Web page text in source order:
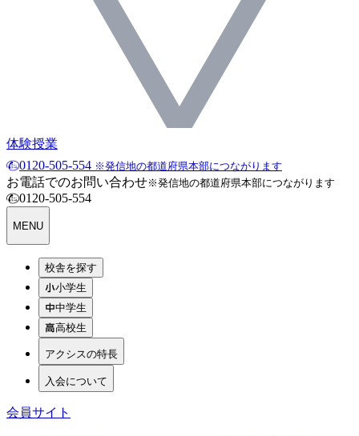
体験授業
0120-505-554 ※発信地の都道府県本部につながります
お電話でのお問い合わせ※発信地の都道府県本部につながります
0120-505-554
MENU
校舎を探す
小学生
中学生
高校生
アクシスの特長
入会について
会員サイト